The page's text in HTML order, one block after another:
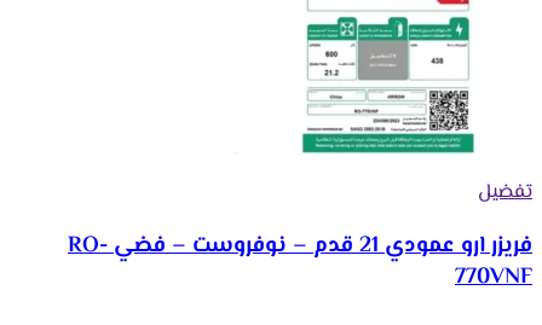
تفضيل
فريزر ارو عمودي 21 قدم – نوفروست – فضي RO-
770VNF